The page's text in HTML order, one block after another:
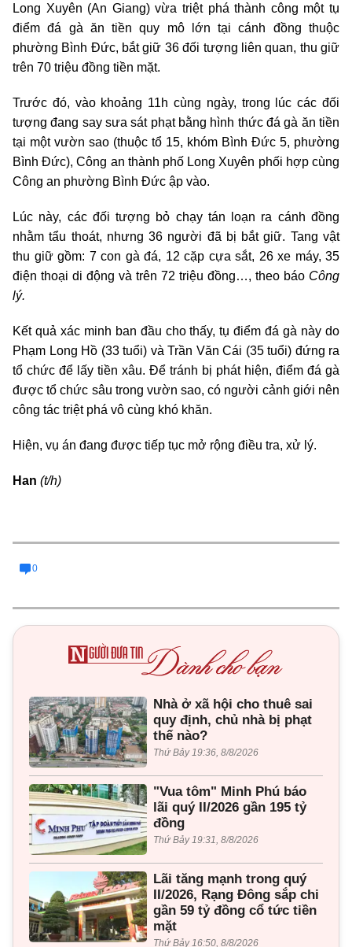
Long Xuyên (An Giang) vừa triệt pháthành công một tụ
điểm đá gà ăn tiền quy mô lớn tại cánh đồng thuộc
phường Bình Đức, bắt giữ 36 đối tượng liên quan, thu giữ
trên 70 triệu đồng tiền mặt.
Trước đó, vào khoảng 11h cùng ngày, trong lúc các đối
tượng đang say sưa sát phạt bằng hình thức đá gà ăn tiền
tại một vườn sao (thuộc tổ 15, khóm Bình Đức 5, phường
Bình Đức), Công an thành phố Long Xuyên phối hợp cùng
Công an phường Bình Đức ập vào.
Lúc này, các đối tượng bỏ chạy tán loạn ra cánh đồng
nhằm tẩu thoát, nhưng 36 người đã bị bắt giữ. Tang vật
thu giữ gồm: 7 con gà đá, 12 cặp cựa sắt, 26 xe máy, 35
điện thoại di động và trên 72 triệu đồng…, theo báo Công
lý.
Kết quả xác minh ban đầu cho thấy, tụ điểm đá gà này do
Phạm Long Hồ (33 tuổi) và Trần Văn Cái (35 tuổi) đứng ra
tổ chức để lấy tiền xâu. Để tránh bị phát hiện, điểm đá gà
được tổ chức sâu trong vườn sao, có người cảnh giới nên
công tác triệt phá vô cùng khó khăn.
Hiện, vụ án đang được tiếp tục mở rộng điều tra, xử lý.
Han (t/h)
0
Nhà ở xã hội cho thuê sai
quy định, chủ nhà bị phạt
thế nào?
Thứ Bảy 19:36, 8/8/2026
"Vua tôm" Minh Phú báo
lãi quý II/2026 gần 195 tỷ
đồng
Thứ Bảy 19:31, 8/8/2026
Lãi tăng mạnh trong quý
II/2026, Rạng Đông sắp chi
gần 59 tỷ đồng cổ tức tiền
mặt
Thứ Bảy 16:50, 8/8/2026